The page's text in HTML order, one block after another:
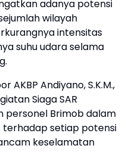
adanya potensi
wilayah
intensitas
suhu udara selama
AKBP Andiyano, S.K.M.,
Siaga SAR
personel Brimob dalam
setiap potensi
keselamatan